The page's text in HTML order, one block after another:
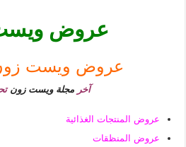
عروض
عروض ويست زون
آخر مجلة ويست زون
عروض المنتجات الغذائية
عروض المنظقات